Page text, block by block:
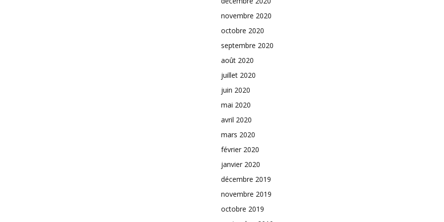
novembre 2020
octobre 2020
septembre 2020
août 2020
juillet 2020
juin 2020
mai 2020
avril 2020
mars 2020
février 2020
janvier 2020
décembre 2019
novembre 2019
octobre 2019